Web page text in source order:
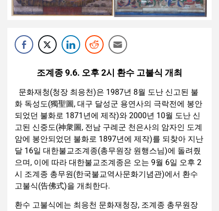
조계종 9.6. 오후 2시 환수 고불식 개최
문화재청(청장 최응천)은 1987년 8월 도난 신고된 불
화 독성도(獨聖圖, 대구 달성군 용연사의 극락전에 봉안
되었던 불화로 1871년에 제작)와 2000년 10월 도난 신
고된 신중도(神衆圖, 전남 구례군 천은사의 암자인 도계
암에 봉안되었던 불화로 1897년에 제작)를 되찾아 지난
달 16일 대한불교조계종(총무원장 원행스님)에 돌려줬
으며, 이에 따라 대한불교조계종은 오는 9월 6일 오후 2
시 조계종 총무원(한국불교역사문화기념관)에서 환수
고불식(告佛式)을 개최한다.
환수 고불식에는 최응천 문화재청장, 조계종 총무원장